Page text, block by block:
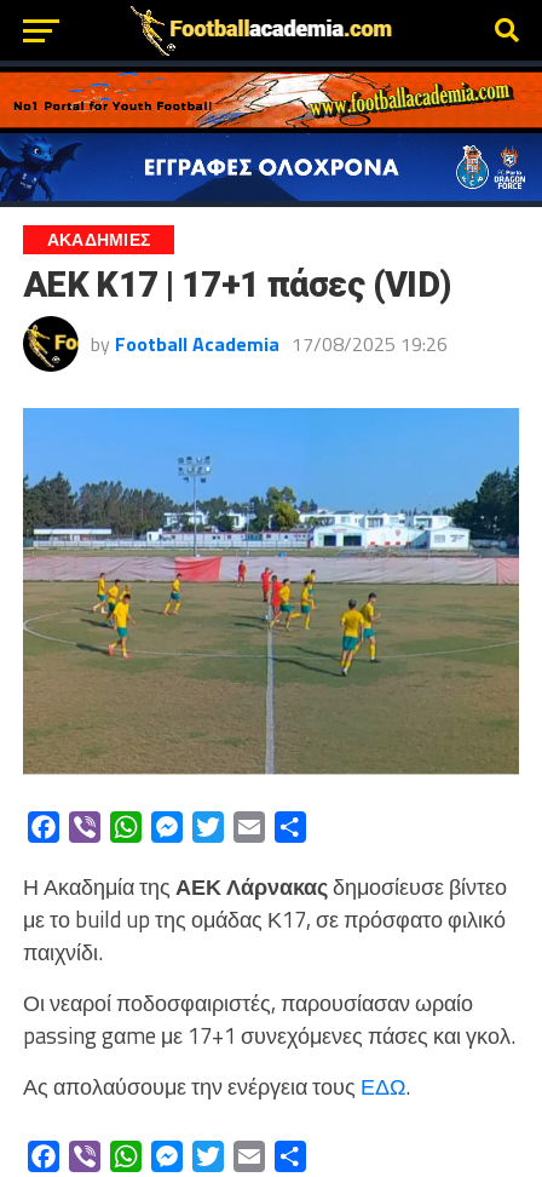
ΑΚΑΔΗΜΙΕΣ
AEK K17 | 17+1 πάσες (VID)
by Football Academia 17/08/2025 19:26
Facebook
Viber WhatsAppMessengerTwitterEmail
Η Ακαδημία τηςΑΕΚ Λάρνακαςδημοσίευσε βίντεο
με το build up της ομάδας Κ17, σε πρόσφατο φιλικό
παιχνίδι.
Οι νεαροί ποδοσφαιριστές, παρουσίασαν ωραίο
passing gαme με 17+1 συνεχόμενες πάσες και γκολ.
Ας απολαύσουμε την ενέργεια τους ΕΔΩ.
Facebook
Viber WhatsAppMessengerTwitterEmail